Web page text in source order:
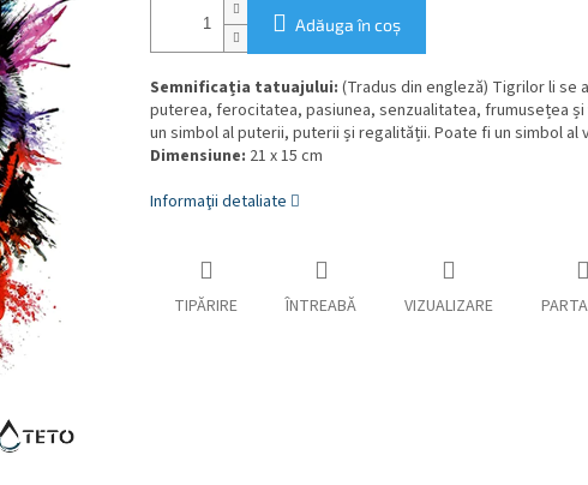
Adăuga în coş
Semnificația tatuajului: (Tradus din engleză) Tigrilor li se
puterea, ferocitatea, pasiunea, senzualitatea, frumusețea
un simbol al puterii, puterii și regalității. Poate fi un simbol al
Dimensiune: 21 x 15 cm
Informaţii detaliate
TIPĂRIRE ÎNTREABĂ VIZUALIZARE